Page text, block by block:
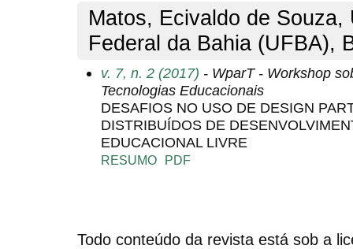
Matos, Ecivaldo de Souza,
Federal da Bahia (UFBA),
v. 7, n. 2 (2017) - WparT - Workshop
Tecnologias Educacionais
DESAFIOS NO USO DE DESIGN
DISTRIBUÍDOS DE
EDUCACIONAL LIVRE
RESUMO PDF
Todo conteúdo da revista está sob a